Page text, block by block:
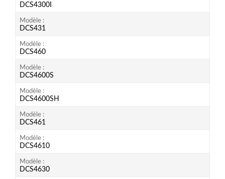
DCS4300I
Modèle
DCS431
Modèle
DCS460
Modèle
DCS4600S
Modèle
DCS4600SH
Modèle
DCS461
Modèle
DCS4610
Modèle
DCS4630